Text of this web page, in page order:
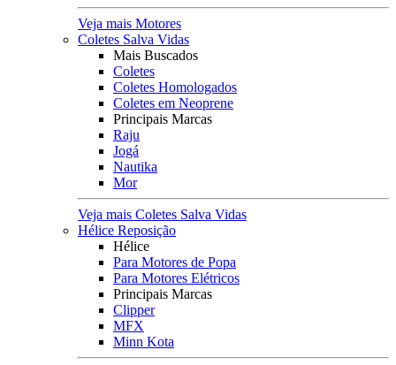
Veja mais Motores
Coletes Salva Vidas
Mais Buscados
Coletes
Coletes Homologados
Coletes em Neoprene
Principais Marcas
Raju
Jogá
Nautika
Mor
Veja mais Coletes Salva Vidas
Hélice Reposição
Hélice
Para Motores de Popa
Para Motores Elétricos
Principais Marcas
Clipper
MFX
Minn Kota